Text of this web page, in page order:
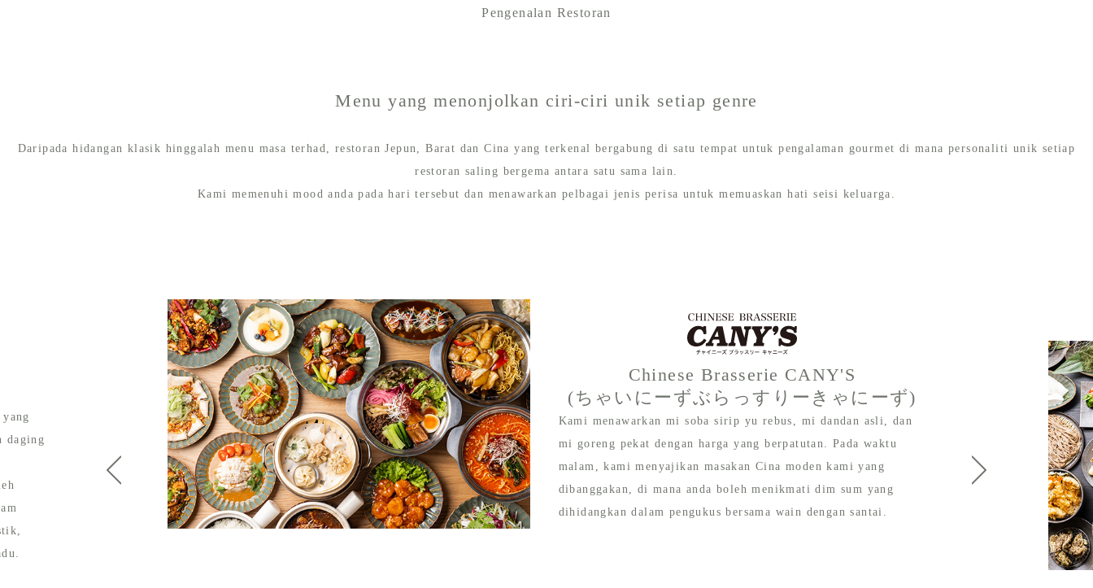
Pengenalan Restoran
Menu yang menonjolkan ciri-ciri unik setiap genre
Daripada hidangan klasik hinggalah menu masa terhad, restoran Jepun, Barat dan Cina yang terkenal bergabung di satu tempat untuk pengalaman gourmet di mana personaliti unik setiap
restoran saling bergema antara satu sama lain.
Kami memenuhi mood anda pada hari tersebut dan menawarkan pelbagai jenis perisa untuk memuaskan hati seisi keluarga.
daging
Chinese Brasserie CANY'S
(ちゃいにーずぶらっすりーきゃにーず)
Kami menawarkan mi soba sirip yu rebus, mi dandan asli, dan
mi goreng pekat dengan harga yang berpatutan. Pada waktu
malam, kami menyajikan masakan Cina moden kami yang
dibanggakan, di mana anda boleh menikmati dim sum yang
dihidangkan dalam pengukus bersama wain dengan santai.